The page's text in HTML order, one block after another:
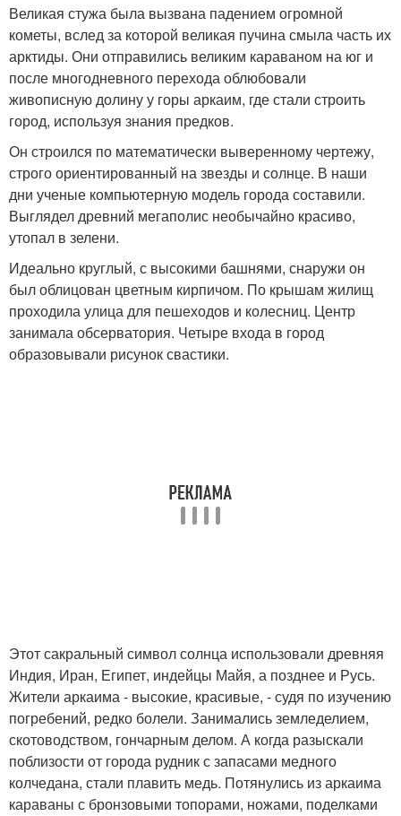
Великая стужа была вызвана падением огромной
кометы, вслед за которой великая пучина смыла часть их
арктиды. Они отправились великим караваном на юг и
после многодневного перехода облюбовали
живописную долину у горы аркаим, где стали строить
город, используя знания предков.
Он строился по математически выверенному чертежу,
строго ориентированный на звезды и солнце. В наши
дни ученые компьютерную модель города составили.
Выглядел древний мегаполис необычайно красиво,
утопал в зелени.
Идеально круглый, с высокими башнями, снаружи он
был облицован цветным кирпичом. По крышам жилищ
проходила улица для пешеходов и колесниц. Центр
занимала обсерватория. Четыре входа в город
образовывали рисунок свастики.
Этот сакральный символ солнца использовали древняя
Индия, Иран, Египет, индейцы Майя, а позднее и Русь.
Жители аркаима - высокие, красивые, - судя по изучению
погребений, редко болели. Занимались земледелием,
скотоводством, гончарным делом. А когда разыскали
поблизости от города рудник с запасами медного
колчедана, стали плавить медь. Потянулись из аркаима
караваны с бронзовыми топорами, ножами, поделками